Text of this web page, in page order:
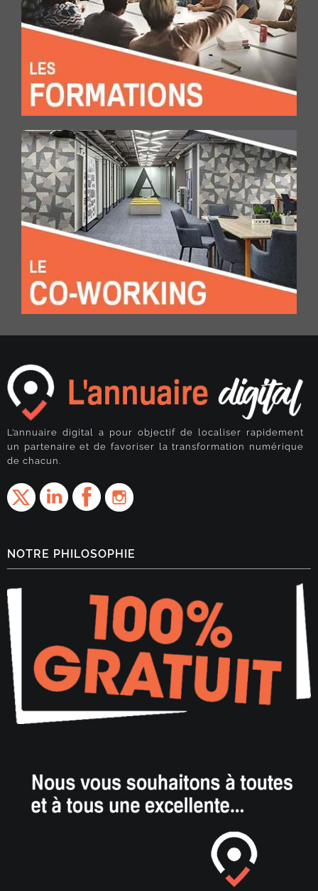
L’annuaire digital a pour objectif de localiser rapidement
un partenaire et de favoriser la transformation numérique
de chacun.
NOTRE PHILOSOPHIE